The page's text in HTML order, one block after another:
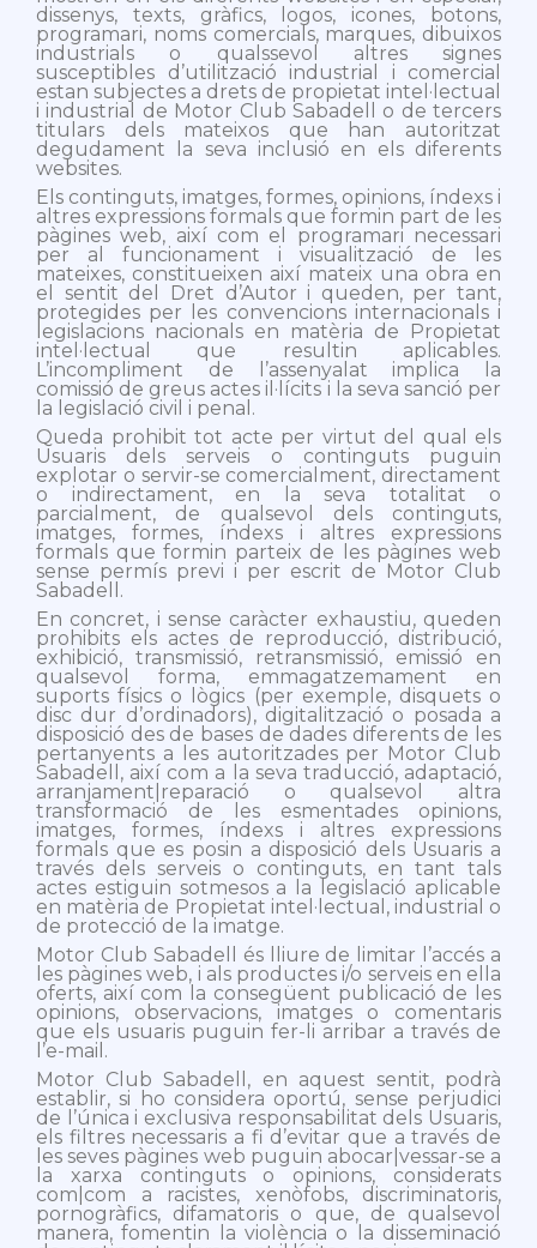
dissenys, texts, gràfics, logos, icones, botons,
programari, noms comercials, marques, dibuixos
industrials o qualssevol altres signes
susceptibles d’utilització industrial i comercial
estan subjectes a drets de propietat intel·lectual
i industrial de Motor Club Sabadell o de tercers
titulars dels mateixos que han autoritzat
degudament la seva inclusió en els diferents
websites.
Els continguts, imatges, formes, opinions, índexs i
altres expressions formals que formin part de les
pàgines web, així com el programari necessari
per al funcionament i visualització de les
mateixes, constitueixen així mateix una obra en
el sentit del Dret d’Autor i queden, per tant,
protegides per les convencions internacionals i
legislacions nacionals en matèria de Propietat
intel·lectual que resultin aplicables.
L’incompliment de l’assenyalat implica la
comissió de greus actes il·lícits i la seva sanció per
la legislació civil i penal.
Queda prohibit tot acte per virtut del qual els
Usuaris dels serveis o continguts puguin
explotar o servir-se comercialment, directament
o indirectament, en la seva totalitat o
parcialment, de qualsevol dels continguts,
imatges, formes, índexs i altres expressions
formals que formin parteix de les pàgines web
sense permís previ i per escrit de Motor Club
Sabadell.
En concret, i sense caràcter exhaustiu, queden
prohibits els actes de reproducció, distribució,
exhibició, transmissió, retransmissió, emissió en
qualsevol forma, emmagatzemament en
suports físics o lògics (per exemple, disquets o
disc dur d’ordinadors), digitalització o posada a
disposició des de bases de dades diferents de les
pertanyents a les autoritzades per Motor Club
Sabadell, així com a la seva traducció, adaptació,
arranjament|reparació o qualsevol altra
transformació de les esmentades opinions,
imatges, formes, índexs i altres expressions
formals que es posin a disposició dels Usuaris a
través dels serveis o continguts, en tant tals
actes estiguin sotmesos a la legislació aplicable
en matèria de Propietat intel·lectual, industrial o
de protecció de la imatge.
Motor Club Sabadell és lliure de limitar l’accés a
les pàgines web, i als productes i/o serveis en ella
oferts, així com la consegüent publicació de les
opinions, observacions, imatges o comentaris
que els usuaris puguin fer-li arribar a través de
l’e-mail.
Motor Club Sabadell, en aquest sentit, podrà
establir, si ho considera oportú, sense perjudici
de l’única i exclusiva responsabilitat dels Usuaris,
els filtres necessaris a fi d’evitar que a través de
les seves pàgines web puguin abocar|vessar-se a
la xarxa continguts o opinions, considerats
com|com a racistes, xenòfobs, discriminatoris,
pornogràfics, difamatoris o que, de qualsevol
manera, fomentin la violència o la disseminació